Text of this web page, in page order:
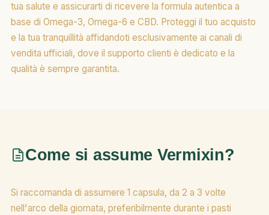
tua salute e assicurarti di ricevere la formula autentica a
base di Omega-3, Omega-6 e CBD. Proteggi il tuo acquisto
e la tua tranquillità affidandoti esclusivamente ai canali di
vendita ufficiali, dove il supporto clienti è dedicato e la
qualità è sempre garantita.
Come si assume Vermixin?
Si raccomanda di assumere 1 capsula, da 2 a 3 volte
nell'arco della giornata, preferibilmente durante i pasti